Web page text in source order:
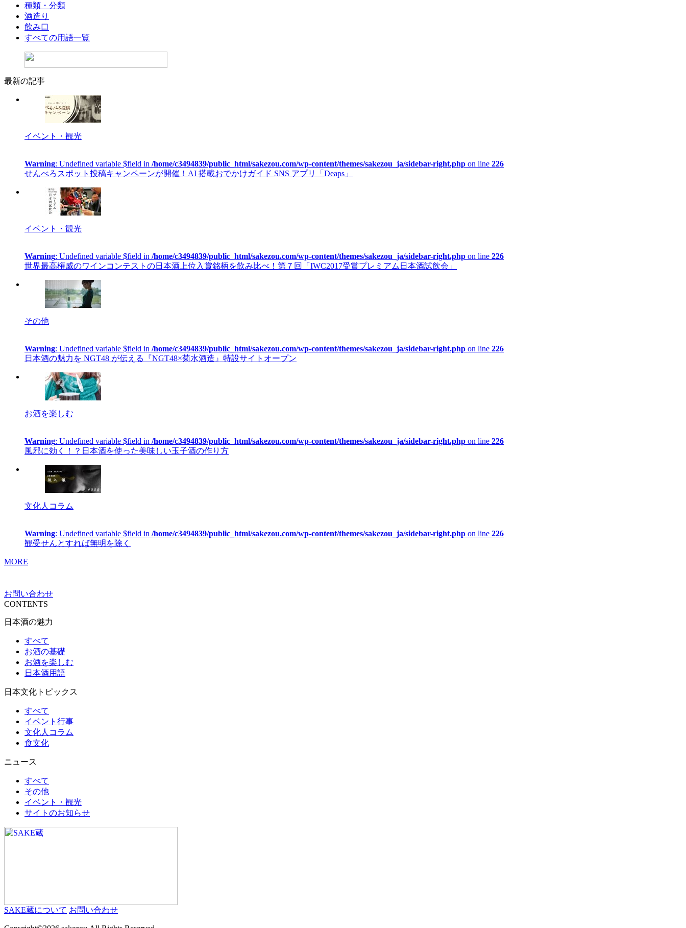
種類・分類
酒造り
飲み口
すべての用語一覧
最新の記事
イベント・観光
Warning : Undefined variable $field in /home/c3494839/public_html/sakezou.com/wp-content/themes/sakezou_ja/sidebar-right.php on line 226
せんべろスポット投稿キャンペーンが開催！AI 搭載おでかけガイド SNS アプリ「Deaps」
イベント・観光
Warning : Undefined variable $field in /home/c3494839/public_html/sakezou.com/wp-content/themes/sakezou_ja/sidebar-right.php on line 226
世界最高権威のワインコンテストの日本酒上位入賞銘柄を飲み比べ！第７回「IWC2017受賞プレミアム日本酒試飲会」
その他
Warning : Undefined variable $field in /home/c3494839/public_html/sakezou.com/wp-content/themes/sakezou_ja/sidebar-right.php on line 226
日本酒の魅力を NGT48 が伝える『NGT48×菊水酒造』特設サイトオープン
お酒を楽しむ
Warning : Undefined variable $field in /home/c3494839/public_html/sakezou.com/wp-content/themes/sakezou_ja/sidebar-right.php on line 226
風邪に効く！？日本酒を使った美味しい玉子酒の作り方
文化人コラム
Warning : Undefined variable $field in /home/c3494839/public_html/sakezou.com/wp-content/themes/sakezou_ja/sidebar-right.php on line 226
観受せんとすれば無明を除く
MORE
お問い合わせ
CONTENTS
日本酒の魅力
すべて
お酒の基礎
お酒を楽しむ
日本酒用語
日本文化トピックス
すべて
イベント行事
文化人コラム
食文化
ニュース
すべて
その他
イベント・観光
サイトのお知らせ
SAKE蔵について お問い合わせ